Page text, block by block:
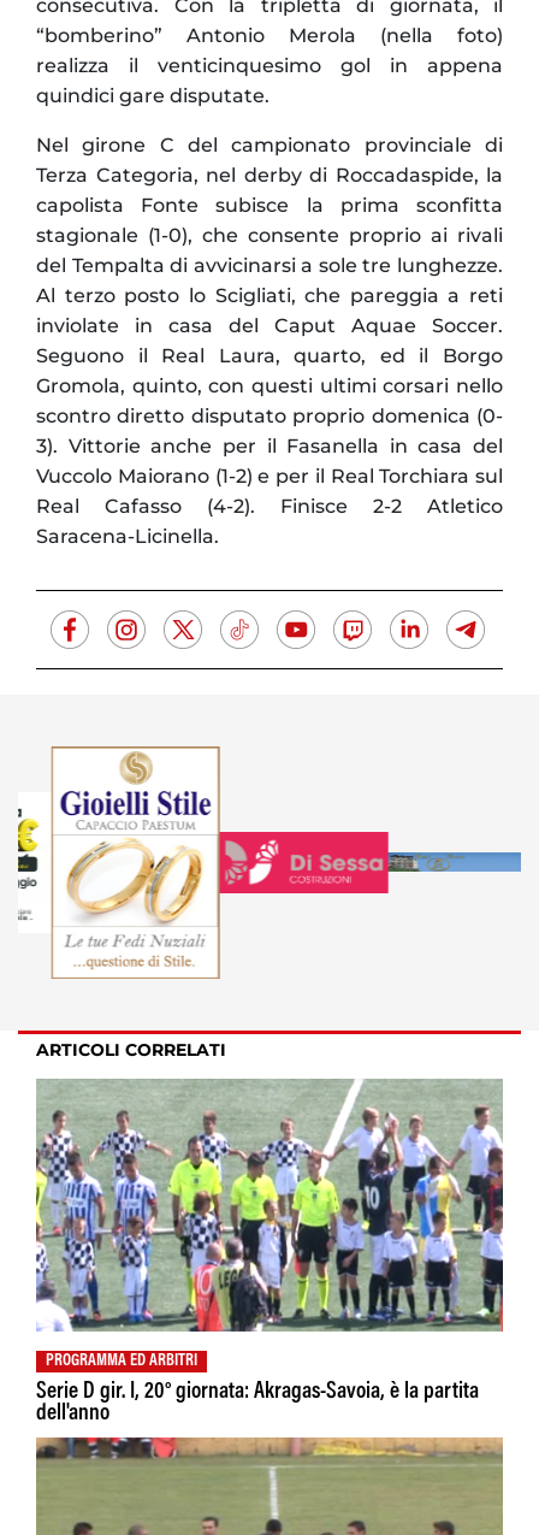
consecutiva. Con la tripletta di giornata, il
“bomberino” Antonio Merola (nella foto)
realizza il venticinquesimo gol in appena
quindici gare disputate.
Nel girone C del campionato provinciale di
Terza Categoria, nel derby di Roccadaspide, la
capolista Fonte subisce la prima sconfitta
stagionale (1-0), che consente proprio ai rivali
del Tempalta di avvicinarsi a sole tre lunghezze.
Al terzo posto lo Scigliati, che pareggia a reti
inviolate in casa del Caput Aquae Soccer.
Seguono il Real Laura, quarto, ed il Borgo
Gromola, quinto, con questi ultimi corsari nello
scontro diretto disputato proprio domenica (0-
3). Vittorie anche per il Fasanella in casa del
Vuccolo Maiorano (1-2) e per il Real Torchiara sul
Real Cafasso (4-2). Finisce 2-2 Atletico
Saracena-Licinella.
ARTICOLI CORRELATI
PROGRAMMA ED ARBITRI
Serie D gir. I, 20° giornata: Akragas-Savoia, è la partita
dell'anno